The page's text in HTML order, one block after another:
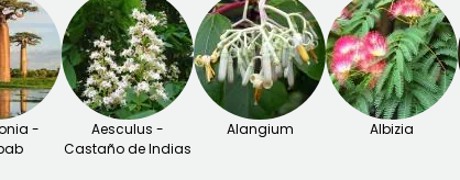
-
Aesculus -
Castaño de Indias
Alangium Albizia